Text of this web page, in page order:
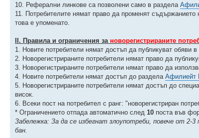
10. Реферални линкове са позволени само в раздела
11. Потребителите нямат право да променят
това е упоменато.
ІІ. Правила и ограничения за новорегистрираните
1. Новите потребители нямат достъп да публикуват обяви
2. Новорегистрираните потребители нямат право да
3. Новорегистрираните потребители нямат право да
4. Новите потребители нямат достъп до раздела Афилиейт
5. Новорегистрираните потребители нямат достъп до
висок.
6. Всеки пост на потребител с ранг: "новорегистриран
* Ограничението отпада автоматично след 10 поста във
Забележка: За да се избегнат злоупотреби, повече от 2-
бан.